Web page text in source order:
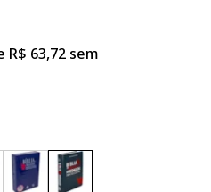
R$ 63,72 sem